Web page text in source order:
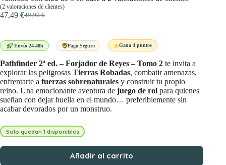
(2 valoraciones de clientes)
49,99€
El
era:
47,49 €El
es:
Envío 24-48h Pago Seguro Gana 4 puntos
Pathfinder 2ª ed. – Forjador de Reyes – Tomo 2 te invita a
explorar las peligrosas Tierras Robadas, combatir amenazas,
enfrentarte a fuerzas sobrenaturales y construir tu propio
reino. Una emocionante aventura de juego de rol para quienes
sueñan con dejar huella en el mundo… preferiblemente sin
acabar devorados por un monstruo.
Solo quedan 1 disponibles
Añadir al carrito